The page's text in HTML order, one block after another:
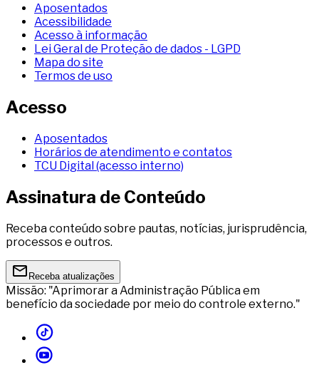
Aposentados
Acessibilidade
Acesso à informação
Lei Geral de Proteção de dados - LGPD
Mapa do site
Termos de uso
Acesso
Aposentados
Horários de atendimento e contatos
TCU Digital (acesso interno)
Assinatura de Conteúdo
Receba conteúdo sobre pautas, notícias, jurisprudência,
processos e outros.
Receba atualizações
Missão: "Aprimorar a Administração Pública em
benefício da sociedade por meio do controle externo."